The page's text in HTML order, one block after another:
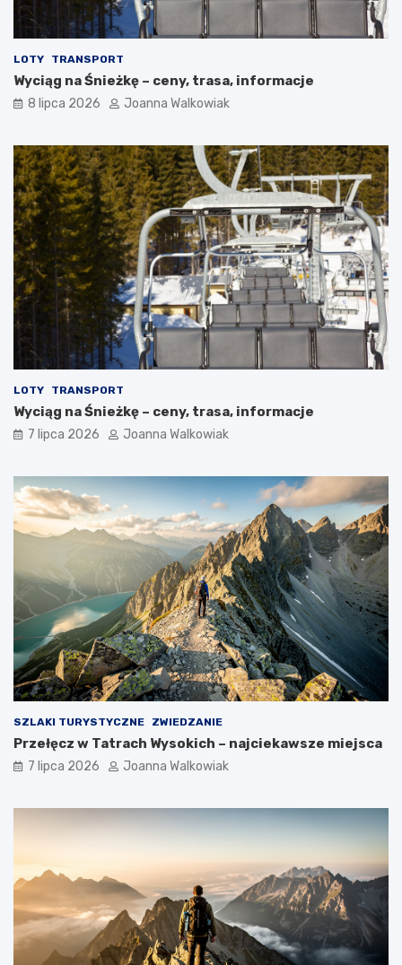
LOTY TRANSPORT
Wyciąg na Śnieżkę – ceny, trasa, informacje
8 lipca 2026 Joanna Walkowiak
LOTY TRANSPORT
Wyciąg na Śnieżkę – ceny, trasa, informacje
7 lipca 2026 Joanna Walkowiak
SZLAKI TURYSTYCZNE ZWIEDZANIE
Przełęcz w Tatrach Wysokich – najciekawsze miejsca
7 lipca 2026 Joanna Walkowiak